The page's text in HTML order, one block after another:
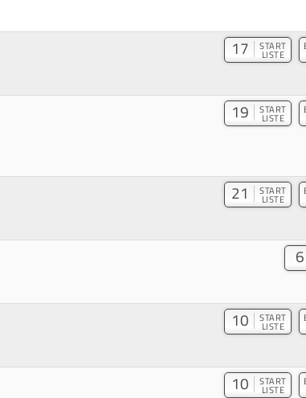
17 START
LISTE
19 START
LISTE
21 START
LISTE
6
10 START
LISTE
10 START
LISTE